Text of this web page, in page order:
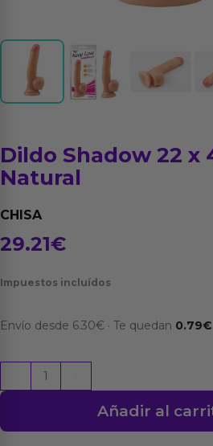
Dildo Shadow 22 x
Natural
CHISA
29.21€
Impuestos incluídos
Envío desde 6.30€ · Te quedan 0.79€
Shadow
x
Añadir al